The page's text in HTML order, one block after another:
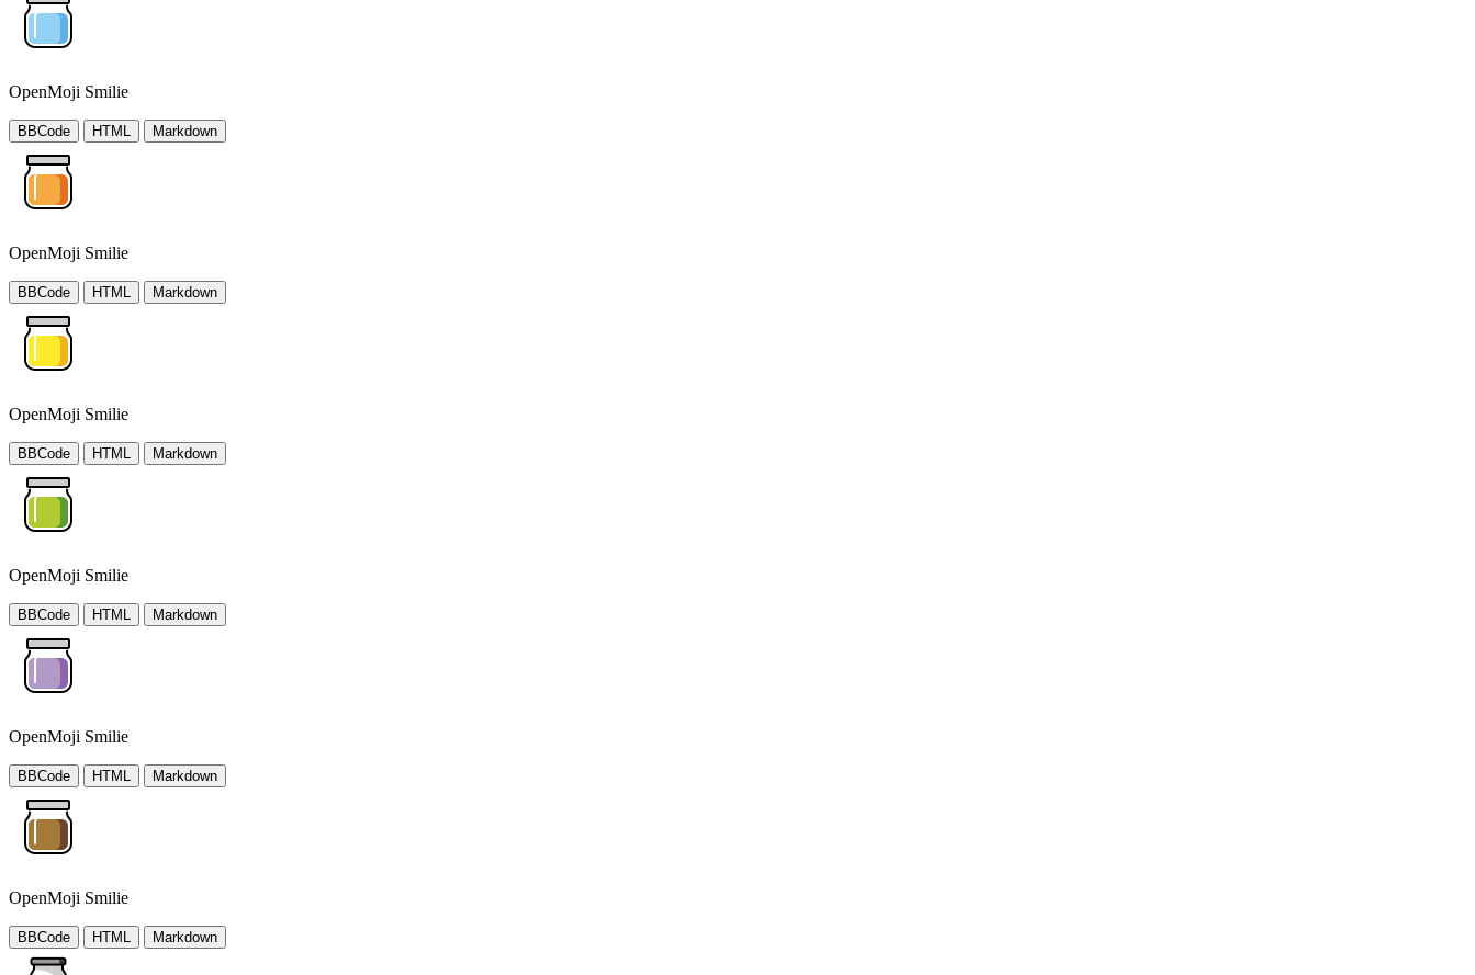
OpenMoji Smilie
BBCode HTML Markdown
OpenMoji Smilie
BBCode HTML Markdown
OpenMoji Smilie
BBCode HTML Markdown
OpenMoji Smilie
BBCode HTML Markdown
OpenMoji Smilie
BBCode HTML Markdown
OpenMoji Smilie
BBCode HTML Markdown